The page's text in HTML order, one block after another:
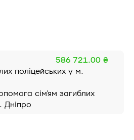
586 721.00 ₴
поліцейських у м.
сім'ям загиблих
Дніпро